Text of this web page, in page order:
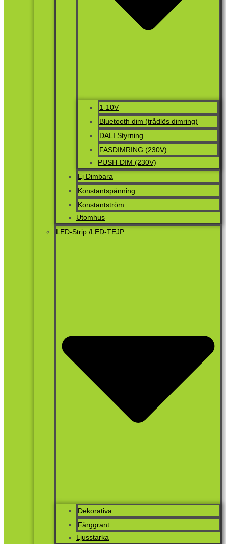
1-10V
Bluetooth dim (trådlös dimring)
DALI Styrning
FASDIMRING (230V)
PUSH-DIM (230V)
Ej Dimbara
Konstantspänning
Konstantström
Utomhus
LED-Strip /LED-TEJP
Dekorativa
Färggrant
Ljusstarka